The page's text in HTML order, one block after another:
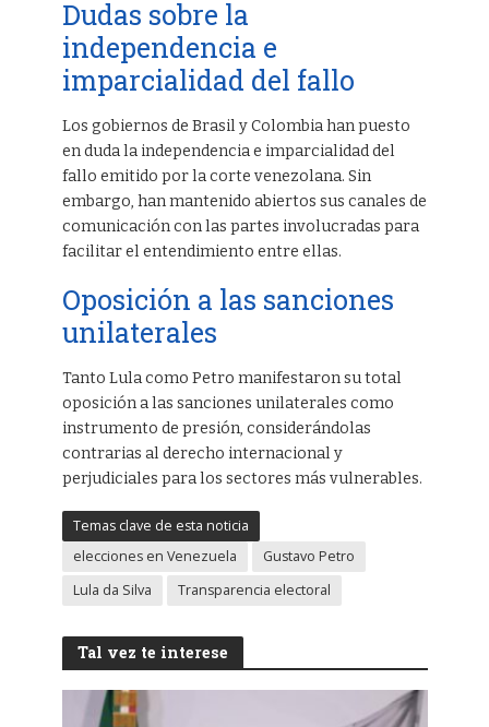
Dudas sobre la
independencia e
imparcialidad del fallo
Los gobiernos de Brasil y Colombia han puesto
en duda la independencia e imparcialidad del
fallo emitido por la corte venezolana. Sin
embargo, han mantenido abiertos sus canales de
comunicación con las partes involucradas para
facilitar el entendimiento entre ellas.
Oposición a las sanciones
unilaterales
Tanto Lula como Petro manifestaron su total
oposición a las sanciones unilaterales como
instrumento de presión, considerándolas
contrarias al derecho internacional y
perjudiciales para los sectores más vulnerables.
Temas clave de esta noticia
elecciones en Venezuela
Gustavo Petro
Lula da Silva
Transparencia electoral
Tal vez te interese